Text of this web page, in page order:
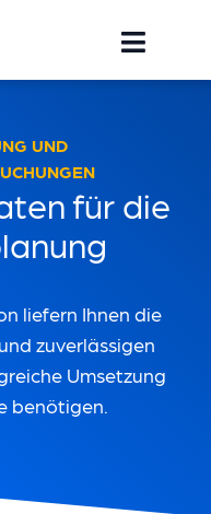
UND
für die
liefern Ihnen die
zuverlässigen
Umsetzung
benötigen.